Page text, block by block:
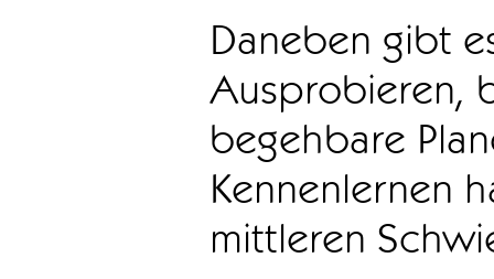
Daneben gibt
Ausprobieren,
begehbare
Kennenlernen
mittleren